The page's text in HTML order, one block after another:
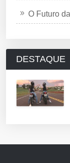
O Futuro
DESTAQUE